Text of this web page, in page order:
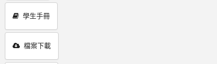
學生手冊
檔案下載